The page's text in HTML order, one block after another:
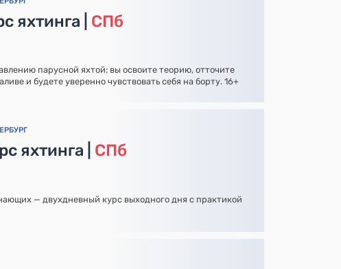
яхтинга | СПб
парусной яхтой: вы освоите теорию, отточите
и будете уверенно чувствовать себя на борту. 16+
яхтинга | СПб
— двухдневный курс выходного дня с практикой